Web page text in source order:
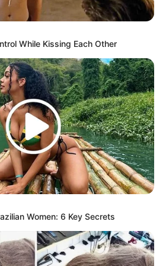
macgyverisms)
sebagai tempat garam
lupa diberi lubang ya
While Kissing Each Other
Women: 6 Key Secrets